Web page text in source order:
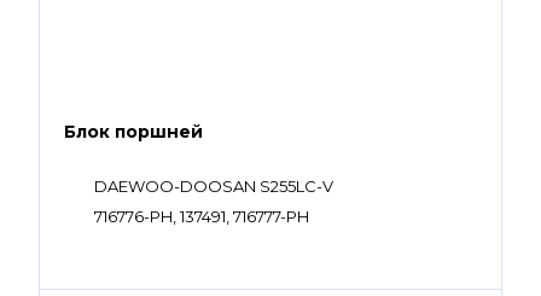
Блок поршней
DAEWOO-DOOSAN S255LC-V
716776-PH, 137491, 716777-PH